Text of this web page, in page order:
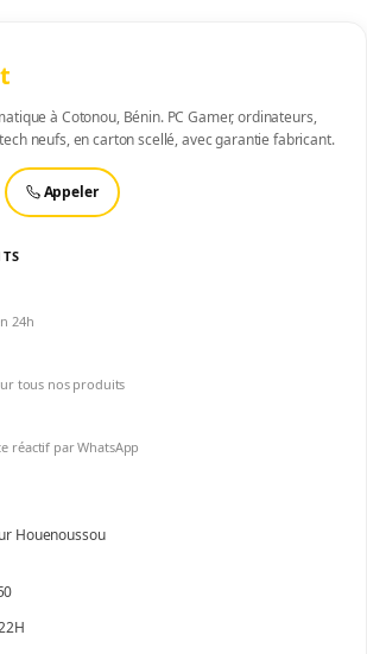
à Cotonou, Bénin. PC Gamer, ordinateurs,
neufs, en carton scellé, avec garantie fabricant.
Appeler
24h
tous nos produits
réactif par WhatsApp
Houenoussou